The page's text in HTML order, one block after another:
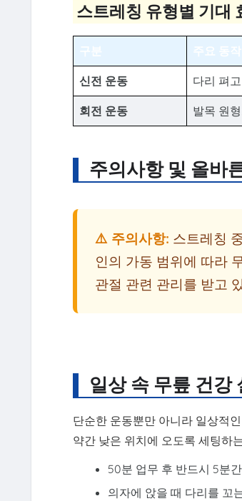
스트레칭 유형별 기대
구분 주요 동작
신전 운동 다리 펴
회전 운동 발목 원
주의사항 및 올바
⚠️ 주의사항: 스트레칭
인의 가동 범위에 따라
관절 관련 관리를 받고
일상 속 무릎 건강
단순한 운동뿐만 아니라 일상적
약간 낮은 위치에 오도록 세팅하
50분 업무 후 반드시 5분
의자에 앉을 때 다리를 꼬